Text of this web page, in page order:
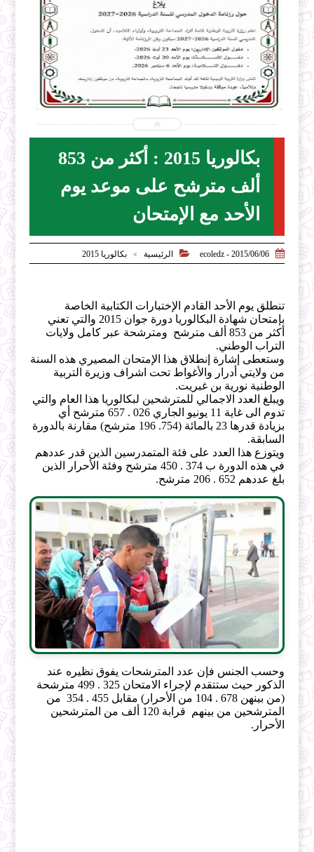
2026-07-31
ecoledz.net
بكالوريا 2015 : أكثر من 853
ألف مترشح على موعد يوم
الأحد مع الإمتحان

2015/06/06 - ecoledz
 الرئيسية > بكالوريا 2015
تنطلق يوم الأحد القادم الإختبارات الكتابية الخاصة
بإمتحان شهادة البكالوريا دورة جوان 2015 والتي تعني
أكثر من 853 ألف مترشح ومترشحة عبر كامل ولايات
التراب الوطني.
وستعطى إشارة إنطلاق هذا الإمتحان المصيري هذه السنة
من ولايتي أدرار والأغواط تحت اشراف وزيرة التربية
الوطنية نورية بن غبريت.
ويبلغ العدد الاجمالي للمترشحين لبكالوريا هذا العام والتي
تدوم الى غاية 11 يونيو الجاري 026 . 657 مترشح أي
بزيادة قدرها 23 بالمائة (754. 196 مترشح) مقارنة بالدورة
السابقة.
ويتوزع هذا العدد على فئة المتمدرسين الذين قدر عددهم
في هذه الدورة ب 374 . 450 مترشح وفئة الأحرار الذين
بلغ عددهم 652 . 206 مترشح.
وحسب الجنس فإن عدد المترشحات يفوق نظيره عند
الذكور حيث ستتقدم لإجراء الامتحان 325 . 499 مترشحة
(من بينهن 678 . 104 من الأحرار) مقابل 455 . 354 من
المترشحين من بينهم قرابة 120 ألف من المترشحين
الأحرار.